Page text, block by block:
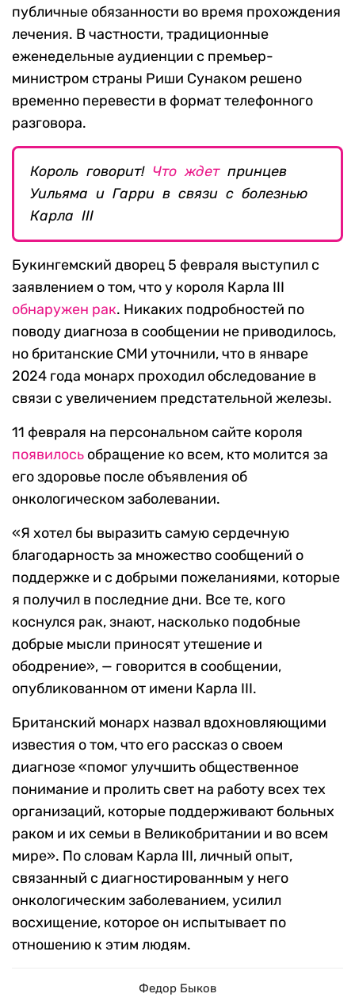
публичные обязанности во время прохождения
лечения. В частности, традиционные
еженедельные аудиенции с премьер-
министром страны Риши Сунаком решено
временно перевести в формат телефонного
разговора.
Король говорит! Что ждетпринцев
Уильяма и Гарри в связи с болезнью
Карла III
Букингемский дворец 5 февраля выступил с
заявлением о том, что у короля Карла III
обнаружен рак. Никаких подробностей по
поводу диагноза в сообщении не приводилось,
но британские СМИ уточнили, что в январе
2024 года монарх проходил обследование в
связи с увеличением предстательной железы.
11 февраля на персональном сайте короля
появилось обращение ко всем, кто молится за
его здоровье после объявления об
онкологическом заболевании.
«Я хотел бы выразить самую сердечную
благодарность за множество сообщений о
поддержке и с добрыми пожеланиями, которые
я получил в последние дни. Все те, кого
коснулся рак, знают, насколько подобные
добрые мысли приносят утешение и
ободрение», — говорится в сообщении,
опубликованном от имени Карла III.
Британский монарх назвал вдохновляющими
известия о том, что его рассказ о своем
диагнозе «помог улучшить общественное
понимание и пролить свет на работу всех тех
организаций, которые поддерживают больных
раком и их семьи в Великобритании и во всем
мире». По словам Карла III, личный опыт,
связанный с диагностированным у него
онкологическим заболеванием, усилил
восхищение, которое он испытывает по
отношению к этим людям.
Федор Быков